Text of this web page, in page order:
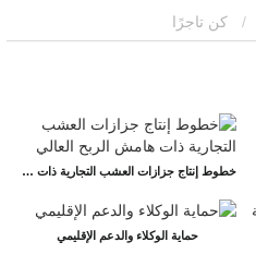
خطوط إنتاج جزازات العشب التجارية ذات هامش الربح العالي
حماية الوكلاء والدعم الإقليمي